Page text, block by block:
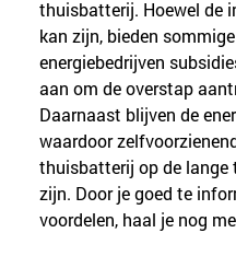
thuisbatterij. Hoewel de
kan zijn, bieden
energiebedrijven
aan om de overstap
Daarnaast blijven de
waardoor
thuisbatterij op de lange
zijn. Door je goed te
voordelen, haal je nog